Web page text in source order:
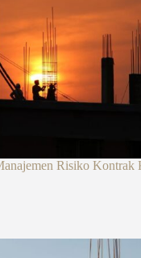
Risiko Kontrak